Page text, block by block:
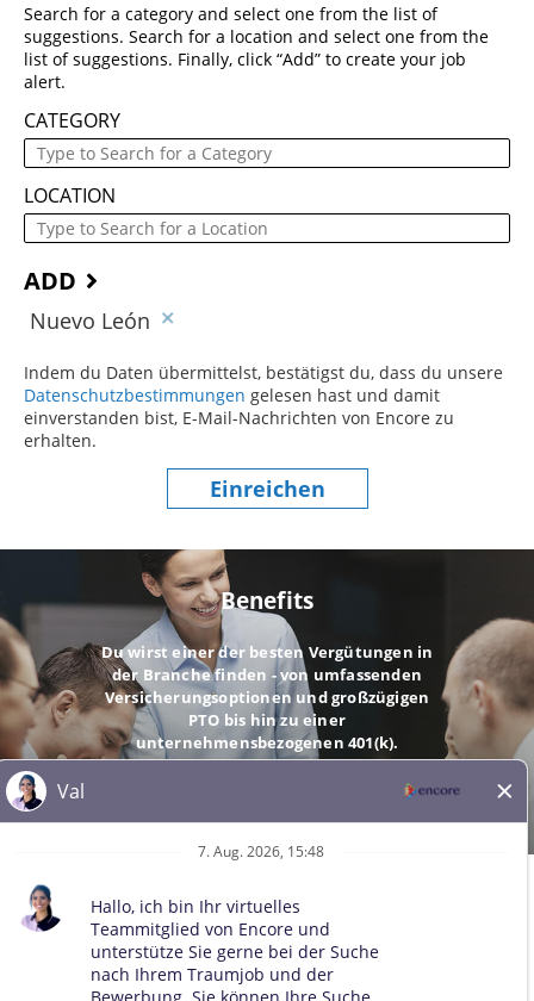
Search for a category and select one from the list of
suggestions. Search for a location and select one from the
list of suggestions. Finally, click “Add” to create your job
alert.
CATEGORY
LOCATION
ADD
Nuevo León
Indem du Daten übermittelst, bestätigst du, dass du unsere
Datenschutzbestimmungen (dieser Inhalt öffnet sich in einem
gelesen hast und damit
einverstanden bist, E-Mail-Nachrichten von Encore zu
erhalten.
Einreichen
Benefits
Du wirst einer der besten Vergütungen in
der Branche finden - von umfassenden
Versicherungsoptionen und großzügigen
PTO bis hin zu einer
unternehmensbezogenen 401(k).
© 2026 Alle Rechte vorbehalten. Alle Marken Dritter bleiben
Eigentum der jeweiligen Inhaber. Alle qualifizierten Bewerber
werden ohne Rücksicht auf Rasse, Hautfarbe, Geschlecht, sexuelle